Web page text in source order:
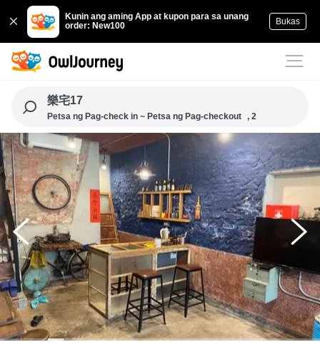
Kunin ang aming App at kupon para sa unang
order: New100
Bukas
樂宅17
Petsa ng Pag-check in ~ Petsa ng Pag-checkout , 2